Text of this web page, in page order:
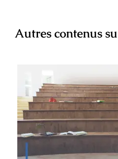
Autres contenus